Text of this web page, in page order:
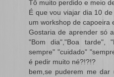
Tô muito perdido e meio
É que vou viajar dia 10
um workshop de capoeira
Gostaria de aprender só
"Bom dia","Boa tarde",
sempre" "cuidado"
é pedir muito né?!?!?
bem,se puderem me dar